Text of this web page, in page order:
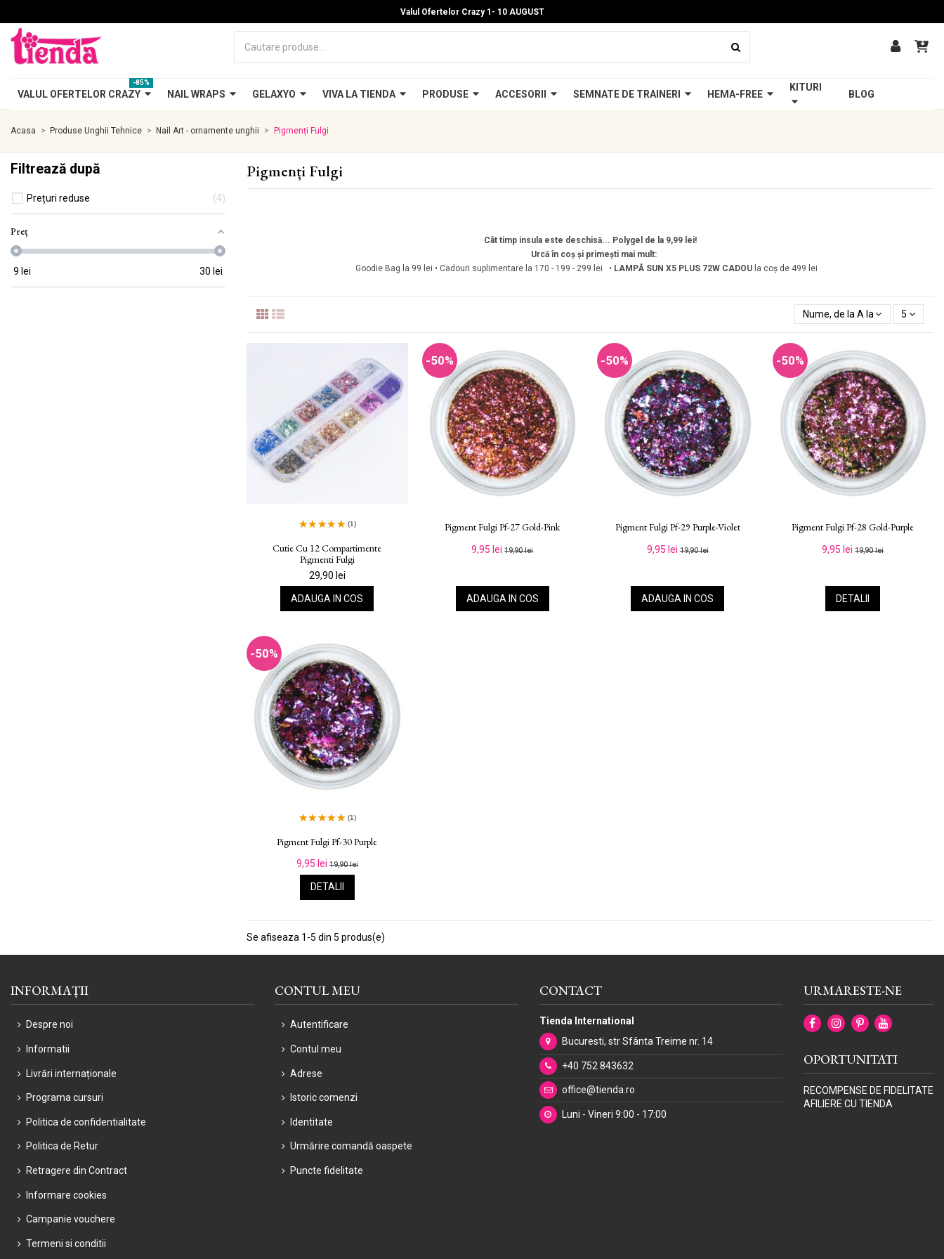
Valul Ofertelor Crazy 1- 10 AUGUST
VALUL OFERTELOR CRAZY
-85%
NAIL WRAPS GELAXYO VIVA LA TIENDA PRODUSE ACCESORII SEMNATE DE TRAINERI HEMA-FREE
KITURI
BLOG
Acasa Produse Unghii Tehnice Nail Art - ornamente unghii Pigmenți Fulgi
Pigmenți Fulgi
Cât timp insula este deschisă... Polygel de la 9,99 lei!
Urcă în coș și primești mai mult:
Goodie Bag la 99 lei • Cadouri suplimentare la 170 - 199 - 299 lei • LAMPĂ SUN X5 PLUS 72W CADOU la coș de 499 lei
Nume, de la A la Z 5
(1)
Cutie Cu 12 Compartimente
Pigmenti Fulgi
29,90 lei
ADAUGA IN COS
-50%
Pigment Fulgi Pf-27 Gold-Pink
9,95 lei19,90 lei
ADAUGA IN COS
-50%
Pigment Fulgi Pf-29 Purple-Violet
9,95 lei19,90 lei
ADAUGA IN COS
-50%
Pigment Fulgi Pf-28 Gold-Purple
9,95 lei19,90 lei
DETALII
-50%
(1)
Pigment Fulgi Pf-30 Purple
9,95 lei19,90 lei
DETALII
Se afiseaza 1-5 din 5 produs(e)
Filtrează după
Prețuri reduse 4
Preț
9 lei 30 lei
INFORMAȚII
Despre noi
Informatii
Livrări internaționale
Programa cursuri
Politica de confidentialitate
Politica de Retur
Retragere din Contract
Informare cookies
Campanie vouchere
Termeni si conditii
CONTUL MEU
Autentificare
Contul meu
Adrese
Istoric comenzi
Identitate
Urmărire comandă oaspete
Puncte fidelitate
CONTACT
Tienda International
Bucuresti, str Sfânta Treime nr. 14
+40 752 843632
office@tienda.ro
Luni - Vineri 9:00 - 17:00
URMARESTE-NE
OPORTUNITATI
RECOMPENSE DE FIDELITATE
AFILIERE CU TIENDA